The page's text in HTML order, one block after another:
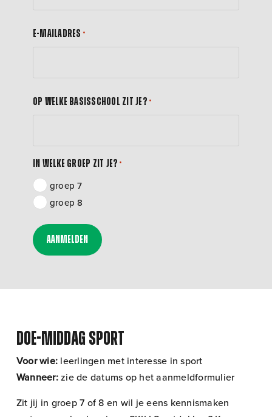
E-mailadres *
Op welke basisschool zit je? *
In welke groep zit je? *
groep 7
groep 8
Aanmelden
Doe-middag Sport
Voor wie: leerlingen met interesse in sport
Wanneer:zie de datums op het aanmeldformulier
Zit jij in groep 7 of 8 en wil je eens kennismaken